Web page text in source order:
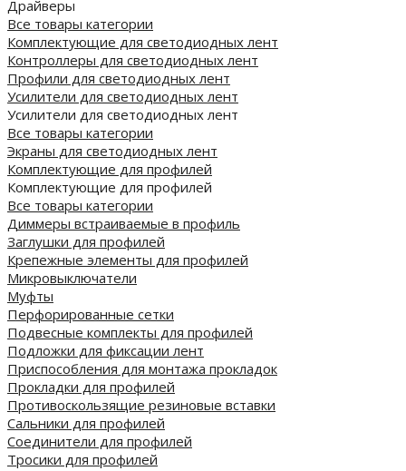
Драйверы
Все товары категории
Комплектующие для светодиодных лент
Контроллеры для светодиодных лент
Профили для светодиодных лент
Усилители для светодиодных лент
Усилители для светодиодных лент
Все товары категории
Экраны для светодиодных лент
Комплектующие для профилей
Комплектующие для профилей
Все товары категории
Диммеры встраиваемые в профиль
Заглушки для профилей
Крепежные элементы для профилей
Микровыключатели
Муфты
Перфорированные сетки
Подвесные комплекты для профилей
Подложки для фиксации лент
Приспособления для монтажа прокладок
Прокладки для профилей
Противоскользящие резиновые вставки
Сальники для профилей
Соединители для профилей
Тросики для профилей